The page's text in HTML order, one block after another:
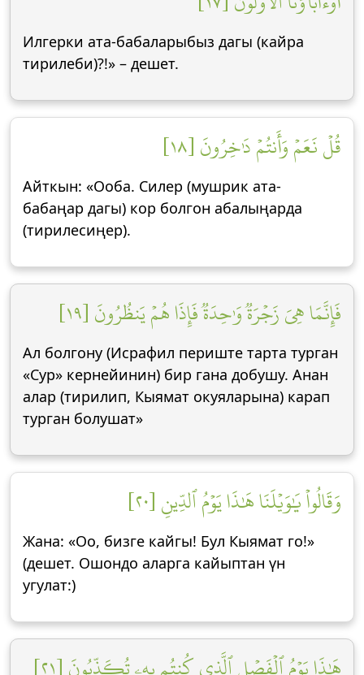
Илгерки ата-бабаларыбыз дагы (кайра
тирилеби)?!» – дешет.
قُلۡ نَعَمۡ وَأَنتُمۡ دَٰخِرُونَ [١٨]
Айткын: «Ооба. Силер (мушрик ата-
бабаңар дагы) кор болгон абалыңарда
(тирилесиңер).
فَإِنَّمَا هِيَ زَجۡرَةٞ وَٰحِدَةٞ فَإِذَا هُمۡ يَنظُرُونَ [١٩]
Ал болгону (Исрафил периште тарта турган
«Сур» кернейинин) бир гана добушу. Анан
алар (тирилип, Кыямат окуяларына) карап
турган болушат»
وَقَالُواْ يَٰوَيۡلَنَا هَٰذَا يَوۡمُ ٱلدِّينِ [٢٠]
Жана: «Оо, бизге кайгы! Бул Кыямат го!»
(дешет. Ошондо аларга кайыптан үн
угулат:)